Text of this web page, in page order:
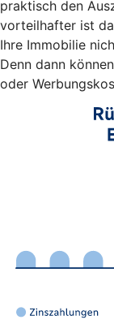
praktisch den
vorteilhafter ist
Ihre Immobilie
Denn dann
oder